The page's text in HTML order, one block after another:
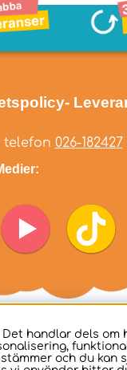
-
telefon 026-182427
handlar dels
och du kan